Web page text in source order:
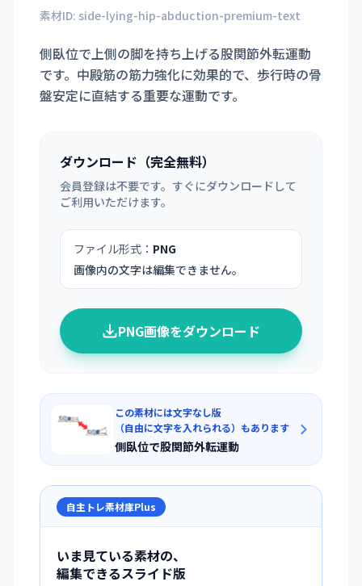
素材ID: side-lying-hip-abduction-premium-text
側臥位で上側の脚を持ち上げる股関節外転運動
です。中殿筋の筋力強化に効果的で、歩行時の骨
盤安定に直結する重要な運動です。
ダウンロード（完全無料）
会員登録は不要です。すぐにダウンロードして
ご利用いただけます。
ファイル形式： PNG
画像内の文字は編集できません。
PNG画像をダウンロード
この素材には文字なし版
（自由に文字を入れられる）もあります
側臥位で股関節外転運動
自主トレ素材庫Plus
いま見ている素材の、
編集できるスライド版